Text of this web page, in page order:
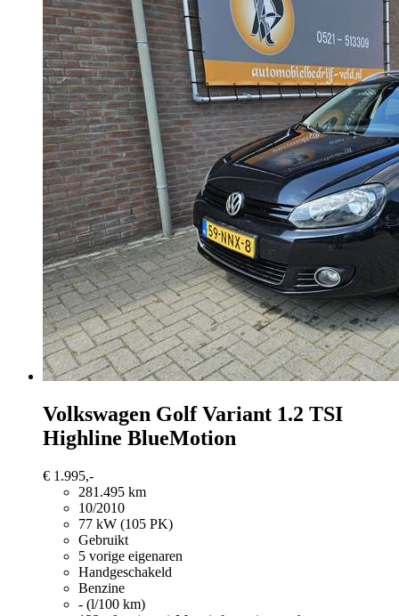
Volkswagen Golf Variant 1.2 TSI
Highline BlueMotion
€ 1.995,-
281.495 km
10/2010
77 kW (105 PK)
Gebruikt
5 vorige eigenaren
Handgeschakeld
Benzine
- (l/100 km)